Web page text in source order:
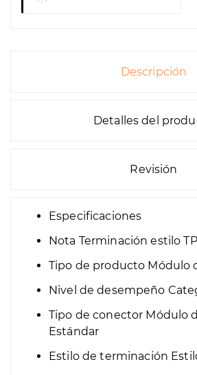
Descripción
Detalles del
Revisión
Especificaciones
Nota Terminación estilo TP
Tipo de producto Módulo
Nivel de desempeño
Tipo de conector Módulo
Estándar
Estilo de terminación